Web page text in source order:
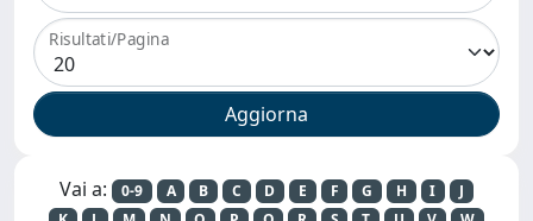
Risultati/Pagina
Vai a: 0-9 A B C D E F G H I
J